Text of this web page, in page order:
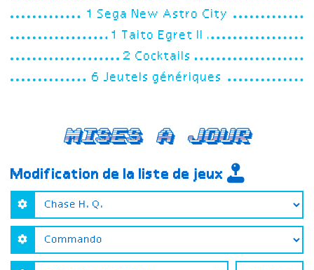
1 Sega New Astro City
1 Taito Egret II
2 Cocktails
6 Jeutels génériques
Mises a jour
Modification de la liste de jeux